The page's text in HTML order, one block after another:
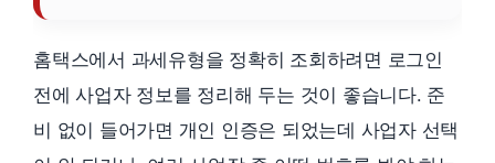
홈택스에서 과세유형을 정확히 조회하려면 로그인
전에 사업자 정보를 정리해 두는 것이 좋습니다. 준
비 없이 들어가면 개인 인증은 되었는데 사업자 선택